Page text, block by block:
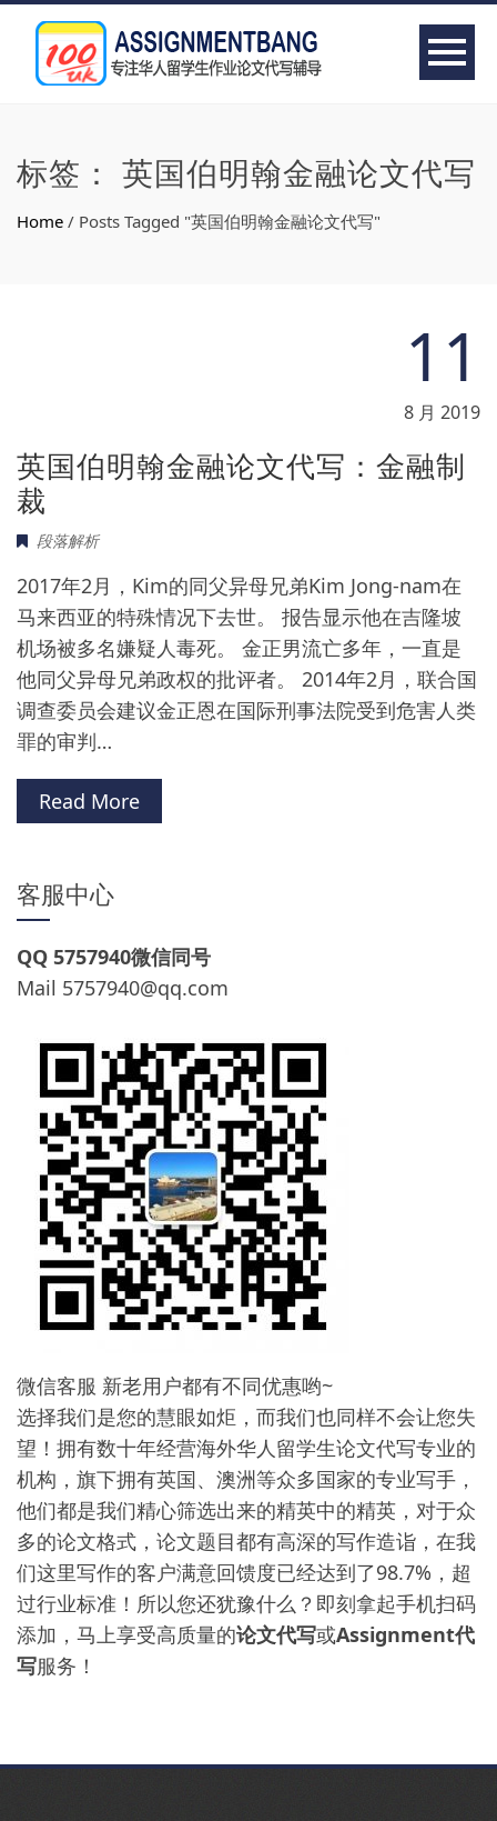
标签： 英国伯明翰金融论文代写
Home / Posts Tagged "英国伯明翰金融论文代写"
11
8 月 2019
英国伯明翰金融论文代写：金融制
裁
段落解析
2017年2月，Kim的同父异母兄弟Kim Jong-nam在
马来西亚的特殊情况下去世。 报告显示他在吉隆坡
机场被多名嫌疑人毒死。 金正男流亡多年，一直是
他同父异母兄弟政权的批评者。 2014年2月，联合国
调查委员会建议金正恩在国际刑事法院受到危害人类
罪的审判…
Read More
客服中心
QQ 5757940微信同号
Mail 5757940@qq.com
微信客服 新老用户都有不同优惠哟~
选择我们是您的慧眼如炬，而我们也同样不会让您失
望！拥有数十年经营海外华人留学生论文代写专业的
机构，旗下拥有英国、澳洲等众多国家的专业写手，
他们都是我们精心筛选出来的精英中的精英，对于众
多的论文格式，论文题目都有高深的写作造诣，在我
们这里写作的客户满意回馈度已经达到了98.7%，超
过行业标准！所以您还犹豫什么？即刻拿起手机扫码
添加，马上享受高质量的论文代写或Assignment代
写服务！